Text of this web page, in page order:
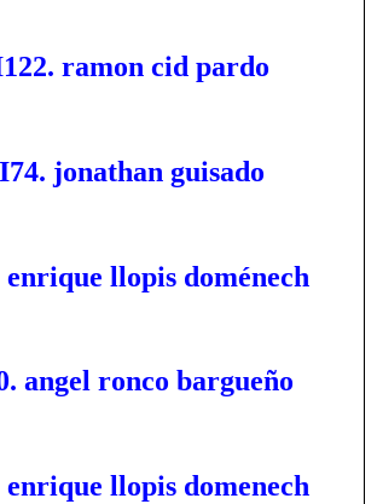
ramon cid pardo
jonathan guisado
enrique llopis doménech
angel ronco bargueño
enrique llopis domenech